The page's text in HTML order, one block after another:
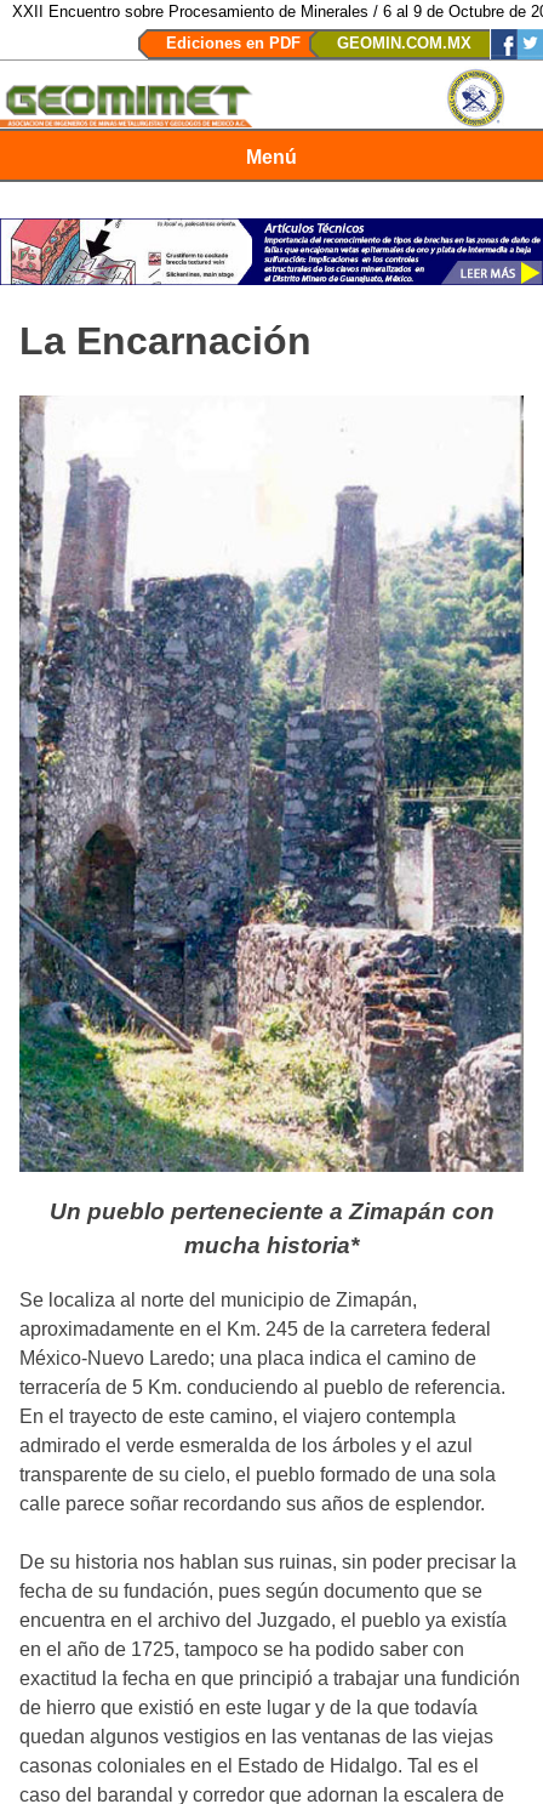
sobre Procesamiento de Minerales / 6 al 9 de Octubre de 2026 /
Ediciones en PDF
GEOMIN.COM.MX
Menú
La Encarnación
Un pueblo perteneciente a Zimapán con
mucha historia*
Se localiza al norte del municipio de Zimapán,
aproximadamente en el Km. 245 de la carretera federal
México-Nuevo Laredo; una placa indica el camino de
terracería de 5 Km. conduciendo al pueblo de referencia.
En el trayecto de este camino, el viajero contempla
admirado el verde esmeralda de los árboles y el azul
transparente de su cielo, el pueblo formado de una sola
calle parece soñar recordando sus años de esplendor.
De su historia nos hablan sus ruinas, sin poder precisar la
fecha de su fundación, pues según documento que se
encuentra en el archivo del Juzgado, el pueblo ya existía
en el año de 1725, tampoco se ha podido saber con
exactitud la fecha en que principió a trabajar una fundición
de hierro que existió en este lugar y de la que todavía
quedan algunos vestigios en las ventanas de las viejas
casonas coloniales en el Estado de Hidalgo. Tal es el
caso del barandal y corredor que adornan la escalera de